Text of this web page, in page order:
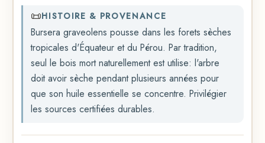
📜HISTOIRE & PROVENANCE
Bursera graveolens pousse dans les forets sèches
tropicales d'Équateur et du Pérou. Par tradition,
seul le bois mort naturellement est utilise: l'arbre
doit avoir sèche pendant plusieurs années pour
que son huile essentielle se concentre. Privilégier
les sources certifiées durables.